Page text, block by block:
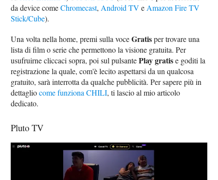
da device comeChromecast,Android TV eAmazon Fire TV
Stick/Cube).
Una volta nella home, premi sulla voceGratisper trovare una
lista di film o serie che permettono la visione gratuita. Per
usufruirne cliccaci sopra, poi sul pulsantePlay gratise goditi la
registrazione la quale, com'è lecito aspettarsi da un qualcosa
gratuito, sarà interrotta da qualche pubblicità. Per sapere più in
dettagliocome funziona CHILI, ti lascio al mio articolo
dedicato.
Pluto TV